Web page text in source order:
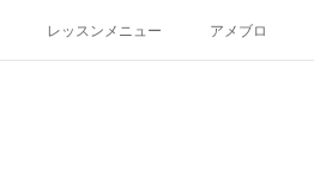
レッスンメニュー アメブロ